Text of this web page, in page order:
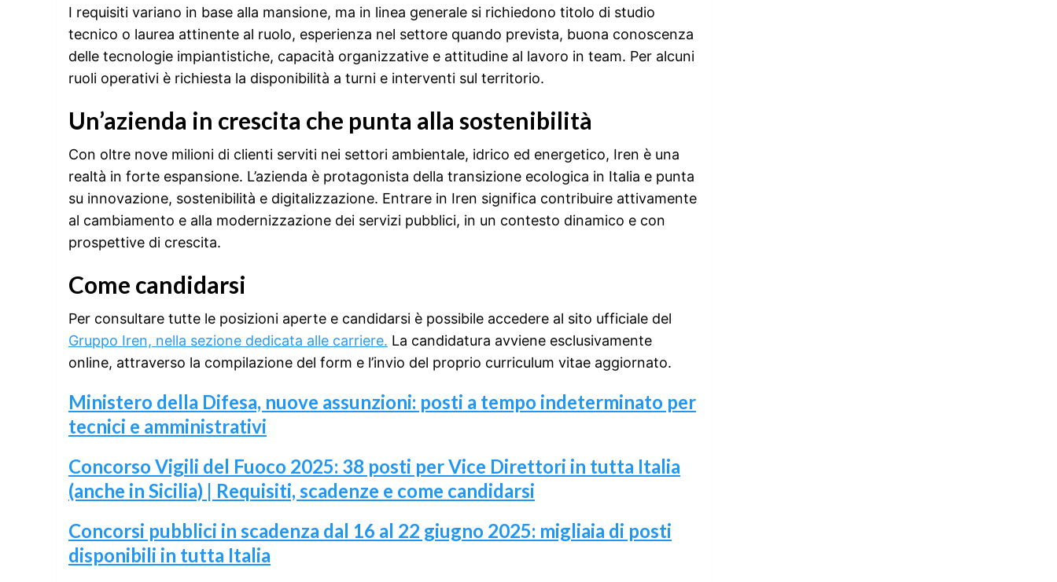
I requisiti variano in base alla mansione, ma in linea generale si richiedono titolo di studio
tecnico o laurea attinente al ruolo, esperienza nel settore quando prevista, buona conoscenza
delle tecnologie impiantistiche, capacità organizzative e attitudine al lavoro in team. Per alcuni
ruoli operativi è richiesta la disponibilità a turni e interventi sul territorio.
Un’azienda in crescita che punta alla sostenibilità
Con oltre nove milioni di clienti serviti nei settori ambientale, idrico ed energetico, Iren è una
realtà in forte espansione. L’azienda è protagonista della transizione ecologica in Italia e punta
su innovazione, sostenibilità e digitalizzazione. Entrare in Iren significa contribuire attivamente
al cambiamento e alla modernizzazione dei servizi pubblici, in un contesto dinamico e con
prospettive di crescita.
Come candidarsi
Per consultare tutte le posizioni aperte e candidarsi è possibile accedere al sito ufficiale del
Gruppo Iren, nella sezione dedicata alle carriere. La candidatura avviene esclusivamente
online, attraverso la compilazione del form e l’invio del proprio curriculum vitae aggiornato.
Ministero della Difesa, nuove assunzioni: posti a tempo indeterminato per
tecnici e amministrativi
Concorso Vigili del Fuoco 2025: 38 posti per Vice Direttori in tutta Italia
(anche in Sicilia) | Requisiti, scadenze e come candidarsi
Concorsi pubblici in scadenza dal 16 al 22 giugno 2025: migliaia di posti
disponibili in tutta Italia